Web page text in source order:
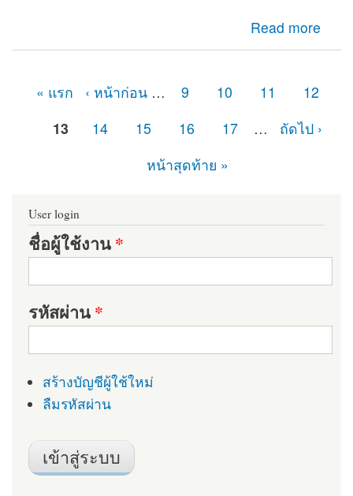
Read more
about เจอปัญหาในส่วนของ Reports รายงาน PHP Library
missing และ Dependencies not installed
« แรก ‹ หน้าก่อน … 9 10 11
12
13
14 15 16 17 …
ถัดไป ›
หน้าสุดท้าย »
User login
ชื่อผู้ใช้งาน*
รหัสผ่าน*
สร้างบัญชีผู้ใช้ใหม่
ลืมรหัสผ่าน